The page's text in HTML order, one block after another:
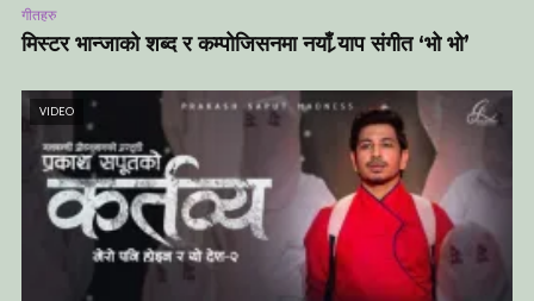
गीतहरु
मिस्टर भान्जाको शब्द र कम्पोजिसनमा नयाँ र्‍याप संगीत ‘भो भो’
VIDEO